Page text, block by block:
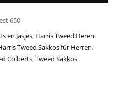
650
en Jasjes, Harris Tweed Heren
Tweed Sakkos für Herren,
Colberts,Tweed Sakkos